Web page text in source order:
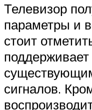
Телевизор
параметры и
стоит
сигналов.